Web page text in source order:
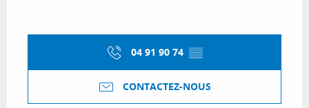
04 91 90 74 ▒▒
CONTACTEZ-NOUS